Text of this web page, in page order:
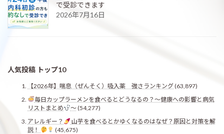
で受診できます
2026年7月16日
人気投稿 トップ10
【2026年】喘息（ぜんそく）吸入薬 強さランキング(63,897)
毎日カップラーメンを食べるとどうなるの？〜健康への影響と病気
リストまとめ
〜(54,277)
アレルギー？
山芋を食べるとかゆくなるのはなぜ？原因と対策を解
説！
(45,675)